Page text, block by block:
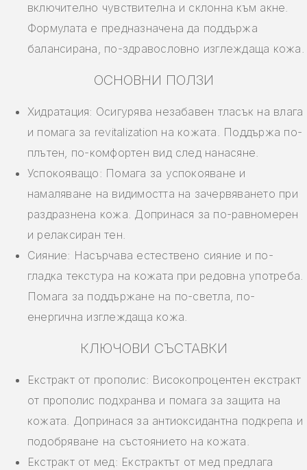
включително чувствителна и склонна към акне.
Формулата е предназначена да поддържа
балансирана, по-здравословно изглеждаща кожа.
ОСНОВНИ ПОЛЗИ
Хидратация: Осигурява незабавен тласък на влага
и помага за revitalization на кожата. Поддържа по-
плътен, по-комфортен вид след нанасяне.
Успокояващо: Помага за успокояване и
намаляване на видимостта на зачервяването при
раздразнена кожа. Допринася за по-равномерен
и релаксиран тен.
Сияние: Насърчава естествено сияние и по-
гладка текстура на кожата при редовна употреба.
Помага за поддържане на по-светла, по-
енергична изглеждаща кожа.
КЛЮЧОВИ СЪСТАВКИ
Екстракт от прополис: Високопроцентен екстракт
от прополис подхранва и помага за защита на
кожата. Допринася за антиоксидантна подкрепа и
подобряване на състоянието на кожата.
Екстракт от мед: Екстрактът от мед предлага